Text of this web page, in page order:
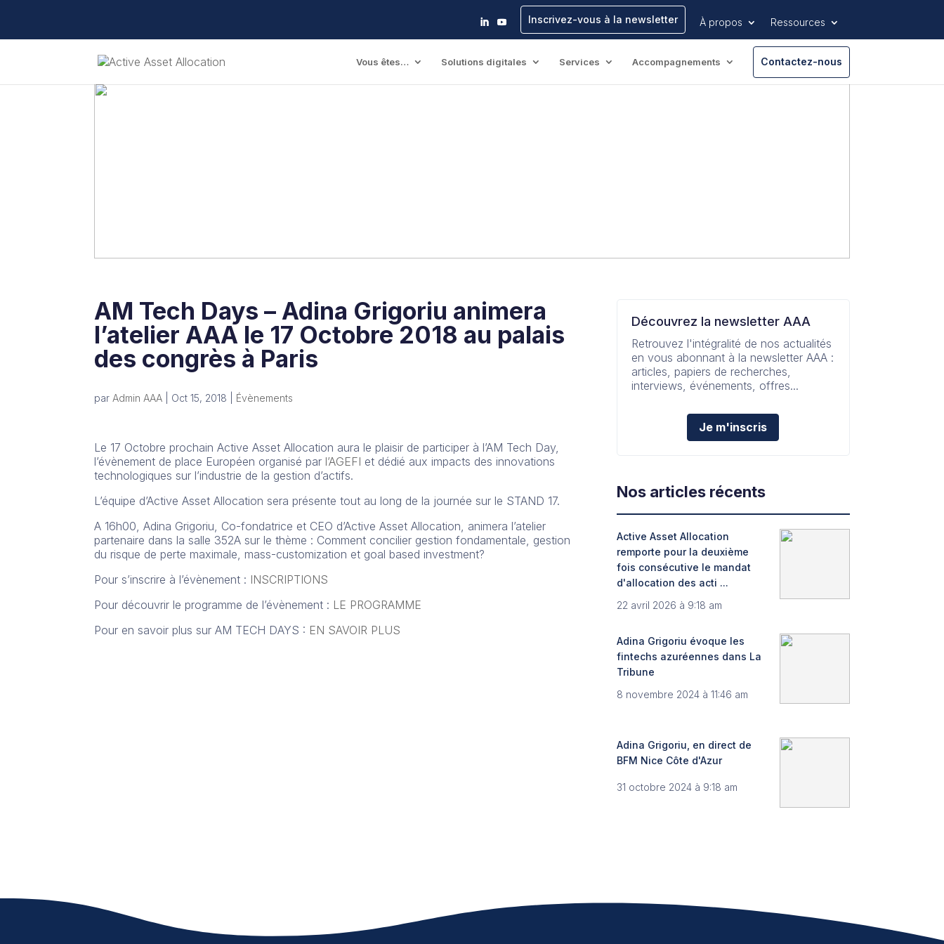
Inscrivez-vous à la newsletter À propos Ressources
Vous êtes… Solutions digitales Services Accompagnements Contactez-nous
AM Tech Days – Adina Grigoriu animera
l’atelier AAA le 17 Octobre 2018 au palais
des congrès à Paris
par Admin AAA Oct 15, 2018 Évènements
Le 17 Octobre prochain Active Asset Allocation aura le plaisir de participer à l’AM Tech Day,
l’évènement de place Européen organisé par l’AGEFI et dédié aux impacts des innovations
technologiques sur l’industrie de la gestion d’actifs.
L’équipe d’Active Asset Allocation sera présente tout au long de la journée sur le STAND 17.
A 16h00, Adina Grigoriu, Co-fondatrice et CEO d’Active Asset Allocation, animera l’atelier
partenaire dans la salle 352A sur le thème : Comment concilier gestion fondamentale, gestion
du risque de perte maximale, mass-customization et goal based investment?
Pour s’inscrire à l’évènement : INSCRIPTIONS
Pour découvrir le programme de l’évènement : LE PROGRAMME
Pour en savoir plus sur AM TECH DAYS : EN SAVOIR PLUS
Découvrez la newsletter AAA
Retrouvez l'intégralité de nos actualités
en vous abonnant à la newsletter AAA :
articles, papiers de recherches,
interviews, événements, offres...
Je m'inscris
Nos articles récents
Active Asset Allocation
remporte pour la deuxième
fois consécutive le mandat
d'allocation des acti ...
22 avril 2026 à 9:18 am
Adina Grigoriu évoque les
fintechs azuréennes dans La
Tribune
8 novembre 2024 à 11:46 am
Adina Grigoriu, en direct de
BFM Nice Côte d'Azur
31 octobre 2024 à 9:18 am